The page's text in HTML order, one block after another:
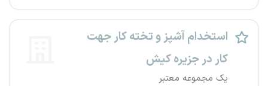
استخدام آشپز و تخته کار جهت
کار در جزیره کیش
یک مجموعه معتبر